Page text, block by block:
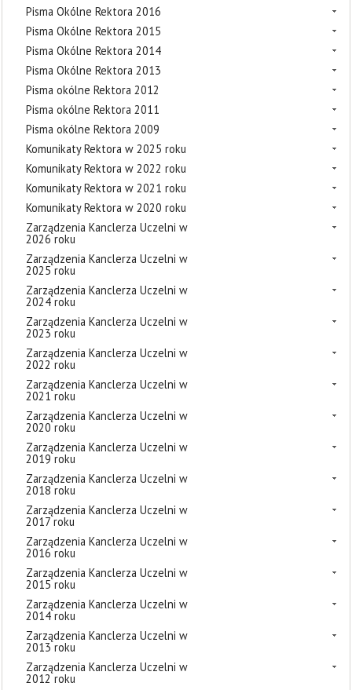
Pisma Okólne Rektora 2016
Pisma Okólne Rektora 2015
Pisma Okólne Rektora 2014
Pisma Okólne Rektora 2013
Pisma okólne Rektora 2012
Pisma okólne Rektora 2011
Pisma okólne Rektora 2009
Komunikaty Rektora w 2025 roku
Komunikaty Rektora w 2022 roku
Komunikaty Rektora w 2021 roku
Komunikaty Rektora w 2020 roku
Zarządzenia Kanclerza Uczelni w
2026 roku
Zarządzenia Kanclerza Uczelni w
2025 roku
Zarządzenia Kanclerza Uczelni w
2024 roku
Zarządzenia Kanclerza Uczelni w
2023 roku
Zarządzenia Kanclerza Uczelni w
2022 roku
Zarządzenia Kanclerza Uczelni w
2021 roku
Zarządzenia Kanclerza Uczelni w
2020 roku
Zarządzenia Kanclerza Uczelni w
2019 roku
Zarządzenia Kanclerza Uczelni w
2018 roku
Zarządzenia Kanclerza Uczelni w
2017 roku
Zarządzenia Kanclerza Uczelni w
2016 roku
Zarządzenia Kanclerza Uczelni w
2015 roku
Zarządzenia Kanclerza Uczelni w
2014 roku
Zarządzenia Kanclerza Uczelni w
2013 roku
Zarządzenia Kanclerza Uczelni w
2012 roku